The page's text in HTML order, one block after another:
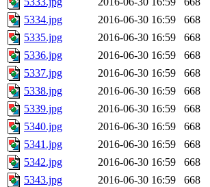
5334.jpg
2016-06-30 16:59
668
5335.jpg
2016-06-30 16:59
668
5336.jpg
2016-06-30 16:59
668
5337.jpg
2016-06-30 16:59
668
5338.jpg
2016-06-30 16:59
668
5339.jpg
2016-06-30 16:59
668
5340.jpg
2016-06-30 16:59
668
5341.jpg
2016-06-30 16:59
668
5342.jpg
2016-06-30 16:59
668
5343.jpg
2016-06-30 16:59
668